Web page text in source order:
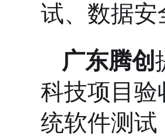
试、数据安
广东腾创
科技项目验
统软件测试